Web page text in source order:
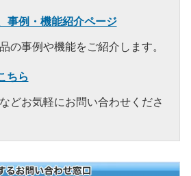
事例・機能紹介ページ
の事例や機能をご紹介します。
ちら
どお気軽にお問い合わせくださ